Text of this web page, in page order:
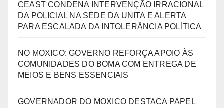
CEAST CONDENA INTERVENÇÃO IRRACIONAL
DA POLICIAL NA SEDE DA UNITA E ALERTA
PARA ESCALADA DA INTOLERÂNCIA POLÍTICA
NO MOXICO: GOVERNO REFORÇA APOIO ÀS
COMUNIDADES DO BOMA COM ENTREGA DE
MEIOS E BENS ESSENCIAIS
GOVERNADOR DO MOXICO DESTACA PAPEL